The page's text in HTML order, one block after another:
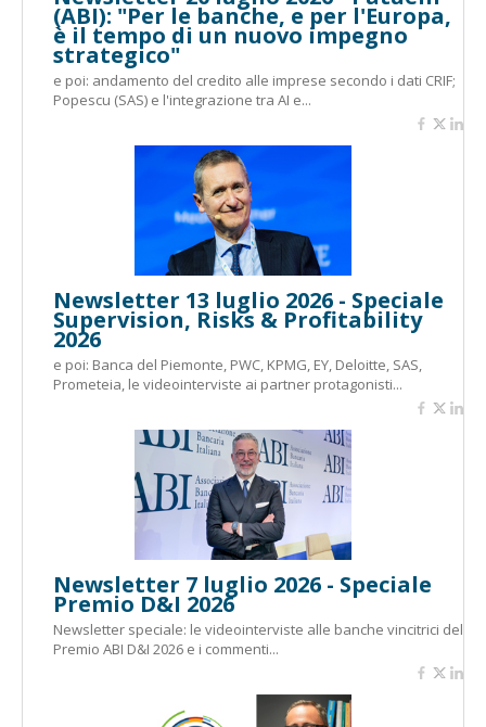
(ABI): "Per le banche, e per l'Europa,
è il tempo di un nuovo impegno
strategico"
e poi: andamento del credito alle imprese secondo i dati CRIF;
Popescu (SAS) e l'integrazione tra AI e...
Newsletter 13 luglio 2026 - Speciale
Supervision, Risks & Profitability
2026
e poi: Banca del Piemonte, PWC, KPMG, EY, Deloitte, SAS,
Prometeia, le videointerviste ai partner protagonisti...
Newsletter 7 luglio 2026 - Speciale
Premio D&I 2026
Newsletter speciale: le videointerviste alle banche vincitrici del
Premio ABI D&I 2026 e i commenti...